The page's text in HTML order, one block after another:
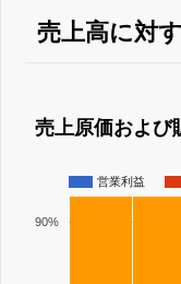
売上高に対
売上原価および
営業利益
90%